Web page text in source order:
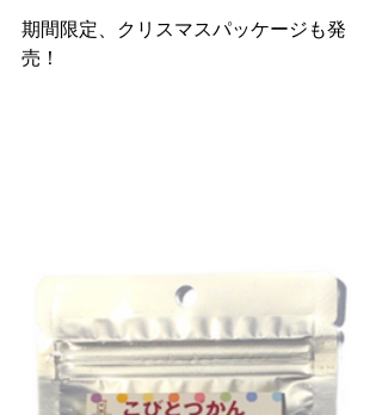
期間限定、クリスマスパッケージも発
売！